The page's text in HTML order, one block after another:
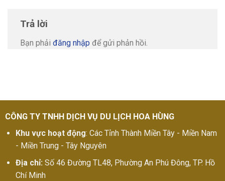
Trả lời
Bạn phải đăng nhập để gửi phản hồi.
CÔNG TY TNHH DỊCH VỤ DU LỊCH HOA HÙNG
Khu vực hoạt động: Các Tỉnh Thành Miền Tây - Miền Nam
- Miền Trung - Tây Nguyên
Địa chỉ:Số 46 Đường TL48, Phường An Phú Đông, TP. Hồ
Chí Minh